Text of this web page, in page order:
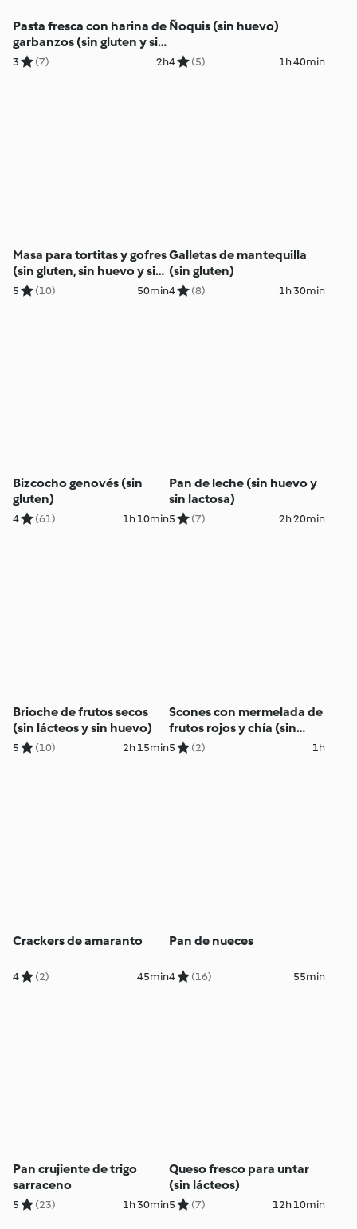
Pasta fresca con harina de
garbanzos (sin gluten y sin
azúcar)
3 (7) 2h
Ñoquis (sin huevo)
4 (5) 1h 40min
Masa para tortitas y gofres
(sin gluten, sin huevo y sin
lácteos)
5 (10) 50min
Galletas de mantequilla
(sin gluten)
4 (8) 1h 30min
Bizcocho genovés (sin
gluten)
4 (61) 1h 10min
Pan de leche (sin huevo y
sin lactosa)
5 (7) 2h 20min
Brioche de frutos secos
(sin lácteos y sin huevo)
5 (10) 2h 15min
Scones con mermelada de
frutos rojos y chía (sin
gluten)
5 (2) 1h
Crackers de amaranto
4 (2) 45min
Pan de nueces
4 (16) 55min
Pan crujiente de trigo
sarraceno
5 (23) 1h 30min
Queso fresco para untar
(sin lácteos)
5 (7) 12h 10min